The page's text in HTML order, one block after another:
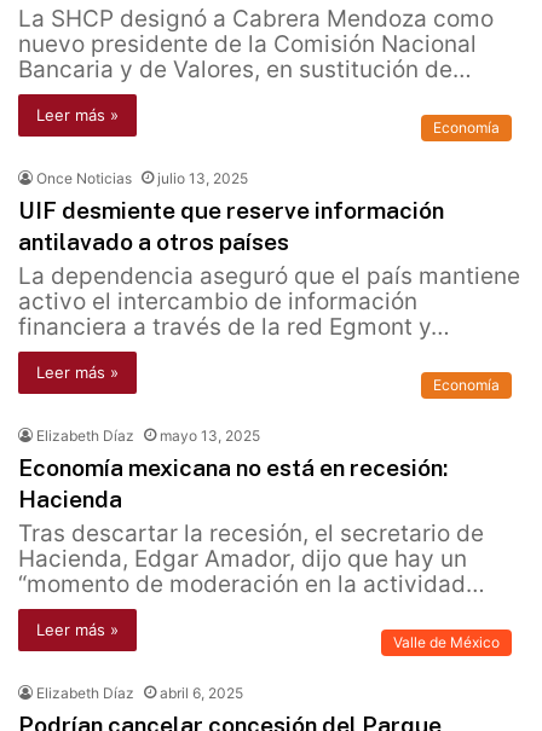
La SHCP designó a Cabrera Mendoza como
nuevo presidente de la Comisión Nacional
Bancaria y de Valores, en sustitución de…
Leer más »
Economía
Once Noticias julio 13, 2025
UIF desmiente que reserve información
antilavado a otros países
La dependencia aseguró que el país mantiene
activo el intercambio de información
financiera a través de la red Egmont y…
Leer más »
Economía
Elizabeth Díaz mayo 13, 2025
Economía mexicana no está en recesión:
Hacienda
Tras descartar la recesión, el secretario de
Hacienda, Edgar Amador, dijo que hay un
“momento de moderación en la actividad…
Leer más »
Valle de México
Elizabeth Díaz abril 6, 2025
Podrían cancelar concesión del Parque